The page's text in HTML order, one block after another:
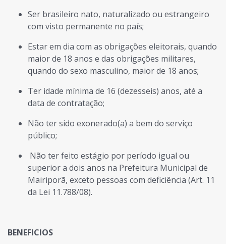
Ser brasileiro nato, naturalizado ou estrangeiro
com visto permanente no país;
Estar em dia com as obrigações eleitorais, quando
maior de 18 anos e das obrigações militares,
quando do sexo masculino, maior de 18 anos;
Ter idade mínima de 16 (dezesseis) anos, até a
data de contratação;
Não ter sido exonerado(a) a bem do serviço
público;
Não ter feito estágio por período igual ou
superior a dois anos na Prefeitura Municipal de
Mairiporã, exceto pessoas com deficiência (Art. 11
da Lei 11.788/08).
BENEFICIOS